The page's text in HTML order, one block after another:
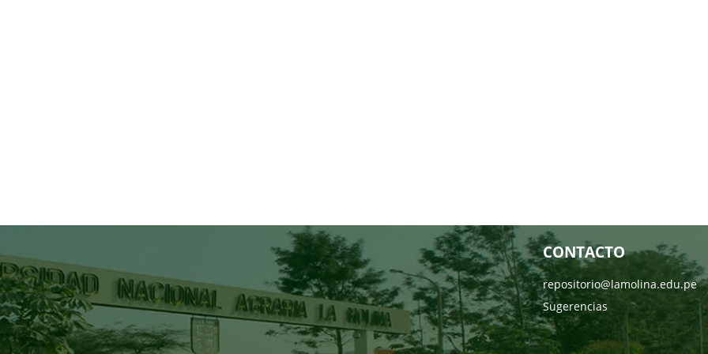
CONTACTO
repositorio@lamolina.edu.pe
Sugerencias